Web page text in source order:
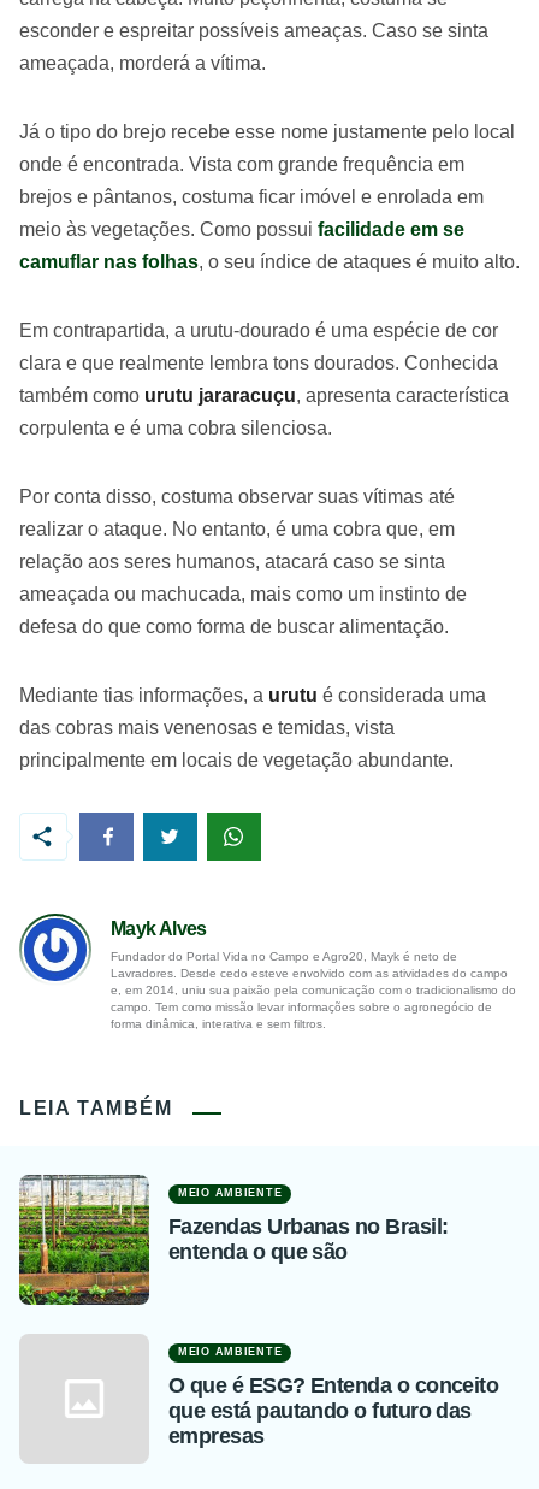
esconder e espreitar possíveis ameaças. Caso se sinta
ameaçada, morderá a vítima.
Já o tipo do brejo recebe esse nome justamente pelo local
onde é encontrada. Vista com grande frequência em
brejos e pântanos, costuma ficar imóvel e enrolada em
meio às vegetações. Como possui facilidade em se
camuflar nas folhas, o seu índice de ataques é muito alto.
Em contrapartida, a urutu-dourado é uma espécie de cor
clara e que realmente lembra tons dourados. Conhecida
também como urutu jararacuçu, apresenta característica
corpulenta e é uma cobra silenciosa.
Por conta disso, costuma observar suas vítimas até
realizar o ataque. No entanto, é uma cobra que, em
relação aos seres humanos, atacará caso se sinta
ameaçada ou machucada, mais como um instinto de
defesa do que como forma de buscar alimentação.
Mediante tias informações, a urutu é considerada uma
das cobras mais venenosas e temidas, vista
principalmente em locais de vegetação abundante.
Mayk Alves
Fundador do Portal Vida no Campo e Agro20, Mayk é neto de
Lavradores. Desde cedo esteve envolvido com as atividades do campo
e, em 2014, uniu sua paixão pela comunicação com o tradicionalismo do
campo. Tem como missão levar informações sobre o agronegócio de
forma dinâmica, interativa e sem filtros.
LEIA TAMBÉM
MEIO AMBIENTE
Fazendas Urbanas no Brasil:
entenda o que são
MEIO AMBIENTE
O que é ESG? Entenda o conceito
que está pautando o futuro das
empresas